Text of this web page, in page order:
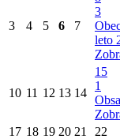
3 4 5 6 7
3
leto
10 11 12 13 14
15
1
17 18 19 20 21 22